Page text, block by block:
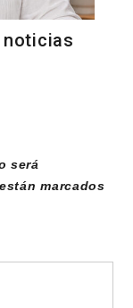
noticias
será
marcados